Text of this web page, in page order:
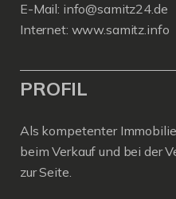
E-Mail: info@samitz24.de
Internet: www.samitz.info
PROFIL
Als kompetenter
beim Verkauf und bei der
zur Seite.